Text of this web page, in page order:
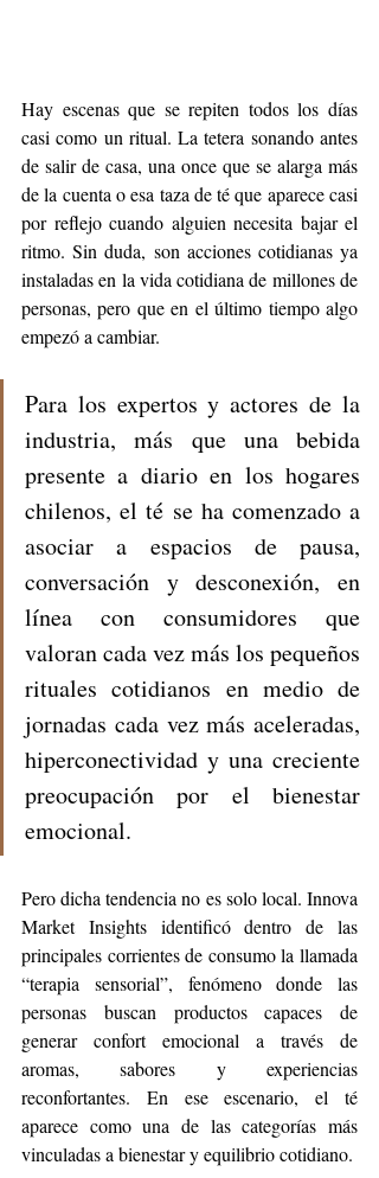
Hay escenas que se repiten todos los días
casi como un ritual. La tetera sonando antes
de salir de casa, una once que se alarga más
de la cuenta o esa taza de té que aparece casi
por reflejo cuando alguien necesita bajar el
ritmo. Sin duda, son acciones cotidianas ya
instaladas en la vida cotidiana de millones de
personas, pero que en el último tiempo algo
empezó a cambiar.
Para los expertos y actores de la
industria, más que una bebida
presente a diario en los hogares
chilenos, el té se ha comenzado a
asociar a espacios de pausa,
conversación y desconexión, en
línea con consumidores que
valoran cada vez más los pequeños
rituales cotidianos en medio de
jornadas cada vez más aceleradas,
hiperconectividad y una creciente
preocupación por el bienestar
emocional.
Pero dicha tendencia no es solo local. Innova
Market Insights identificó dentro de las
principales corrientes de consumo la llamada
“terapia sensorial”, fenómeno donde las
personas buscan productos capaces de
generar confort emocional a través de
aromas, sabores y experiencias
reconfortantes. En ese escenario, el té
aparece como una de las categorías más
vinculadas a bienestar y equilibrio cotidiano.